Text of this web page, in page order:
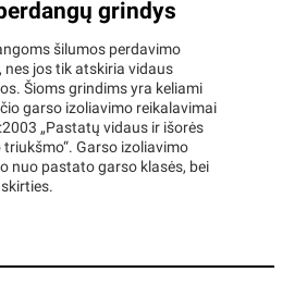
grindys
šilumos perdavimo
nes jos tik atskiria vidaus
Šioms grindims yra keliami
garso izoliavimo reikalavimai
„Pastatų vidaus ir išorės
Garso izoliavimo
nuo pastato garso klasės, bei